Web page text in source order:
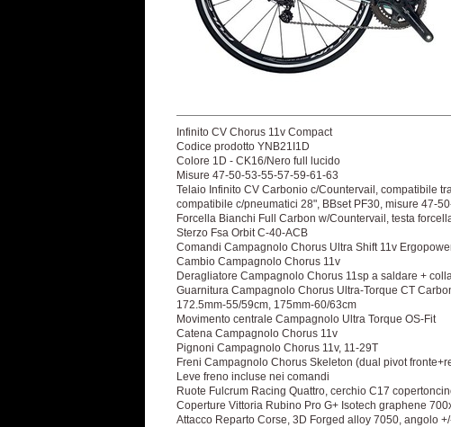
Infinito CV Chorus 11v Compact
Codice prodotto YNB21I1D
Colore 1D - CK16/Nero full lucido
Misure 47-50-53-55-57-59-61-63
Telaio Infinito CV Carbonio c/Countervail, compatibile
compatibile c/pneumatici 28", BBset PF30, misure 47-
Forcella Bianchi Full Carbon w/Countervail, testa
Sterzo Fsa Orbit C-40-ACB
Comandi Campagnolo Chorus Ultra Shift 11v
Cambio Campagnolo Chorus 11v
Deragliatore Campagnolo Chorus 11sp a saldare +
Guarnitura Campagnolo Chorus Ultra-Torque CT
172.5mm-55/59cm, 175mm-60/63cm
Movimento centrale Campagnolo Ultra Torque OS-Fit
Catena Campagnolo Chorus 11v
Pignoni Campagnolo Chorus 11v, 11-29T
Freni Campagnolo Chorus Skeleton (dual pivot
Leve freno incluse nei comandi
Ruote Fulcrum Racing Quattro, cerchio C17
Coperture Vittoria Rubino Pro G+ Isotech graphene
Attacco Reparto Corse, 3D Forged alloy 7050, angolo